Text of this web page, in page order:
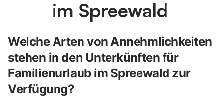
im Spreewald
Welche Arten von Annehmlichkeiten
stehen in den Unterkünften für
Familienurlaub im Spreewald zur
Verfügung?